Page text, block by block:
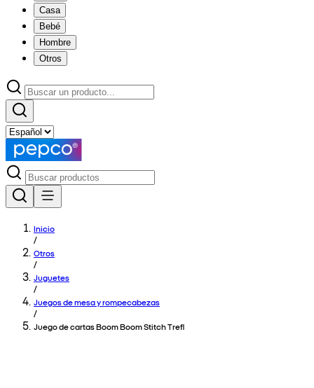
Casa
Bebé
Hombre
Otros
Inicio
/
Otros
/
Juguetes
/
Juegos de mesa y rompecabezas
/
Juego de cartas Boom Boom Stitch Trefl